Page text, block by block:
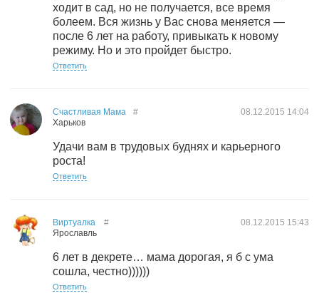
ходит в сад, но не получается, все время
болеем. Вся жизнь у Вас снова меняется —
после 6 лет на работу, привыкать к новому
режиму. Но и это пройдет быстро.
Ответить
Счастливая Мама
Харьков
08.12.2015 14:04
#
Удачи вам в трудовых буднях и карьерного
роста!
Ответить
Виртуалка
Ярославль
08.12.2015 15:43
#
6 лет в декрете… мама дорогая, я б с ума
сошла, честно))))))
Ответить